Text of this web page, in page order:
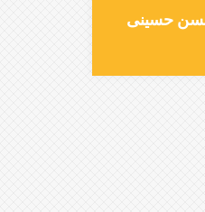
حسینی